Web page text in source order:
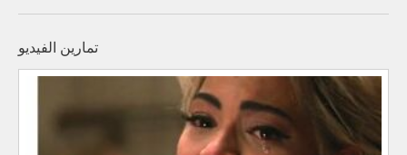
تمارين الفيديو